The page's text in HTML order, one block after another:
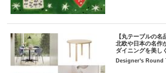
【丸テーブルの名
北欧や日本の名作
ダイニングを美し
Designer's Round